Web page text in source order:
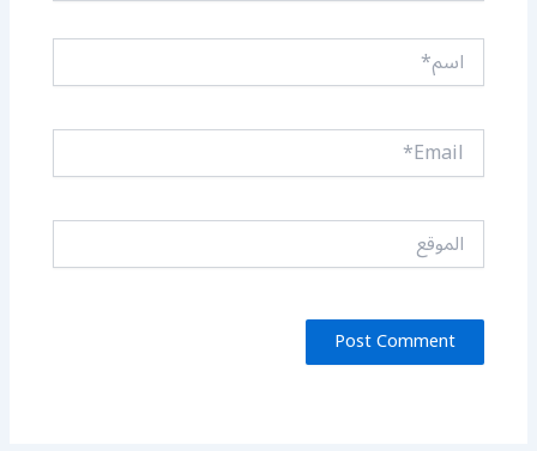
اسم*
Email*
الموقع